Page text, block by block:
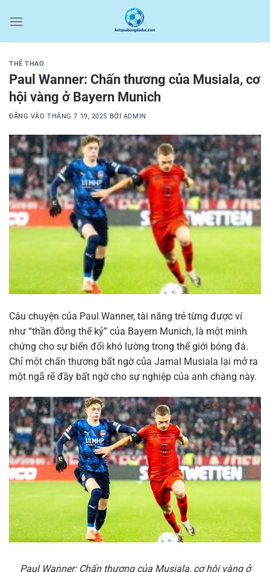
qua
THỂ THAO
Paul Wanner: Chấn thương của Musiala, cơ
hội vàng ở Bayern Munich
ĐĂNG VÀOTHÁNG 7 19, 2025 BỞI ADMIN
Câu chuyện của Paul Wanner, tài năng trẻ từng được ví
như “thần đồng thế kỷ” của Bayern Munich, là một minh
chứng cho sự biến đổi khó lường trong thế giới bóng đá.
Chỉ một chấn thương bất ngờ của Jamal Musiala lại mở ra
một ngã rẽ đầy bất ngờ cho sự nghiệp của anh chàng này.
Paul Wanner: Chấn thương của Musiala, cơ hội vàng ở